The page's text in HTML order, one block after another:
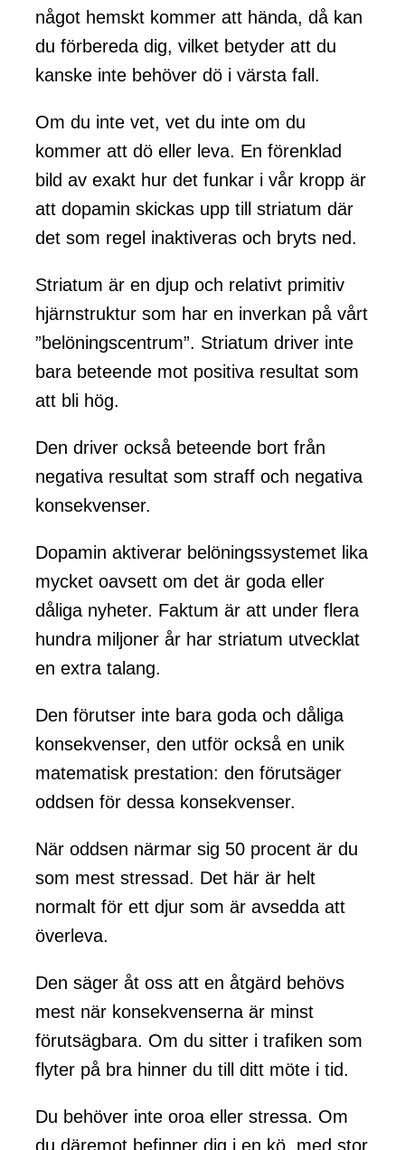
något hemskt kommer att hända, då kan
du förbereda dig, vilket betyder att du
kanske inte behöver dö i värsta fall.
Om du inte vet, vet du inte om du
kommer att dö eller leva. En förenklad
bild av exakt hur det funkar i vår kropp är
att dopamin skickas upp till striatum där
det som regel inaktiveras och bryts ned.
Striatum är en djup och relativt primitiv
hjärnstruktur som har en inverkan på vårt
”belöningscentrum”. Striatum driver inte
bara beteende mot positiva resultat som
att bli hög.
Den driver också beteende bort från
negativa resultat som straff och negativa
konsekvenser.
Dopamin aktiverar belöningssystemet lika
mycket oavsett om det är goda eller
dåliga nyheter. Faktum är att under flera
hundra miljoner år har striatum utvecklat
en extra talang.
Den förutser inte bara goda och dåliga
konsekvenser, den utför också en unik
matematisk prestation: den förutsäger
oddsen för dessa konsekvenser.
När oddsen närmar sig 50 procent är du
som mest stressad. Det här är helt
normalt för ett djur som är avsedda att
överleva.
Den säger åt oss att en åtgärd behövs
mest när konsekvenserna är minst
förutsägbara. Om du sitter i trafiken som
flyter på bra hinner du till ditt möte i tid.
Du behöver inte oroa eller stressa. Om
du däremot befinner dig i en kö, med stor